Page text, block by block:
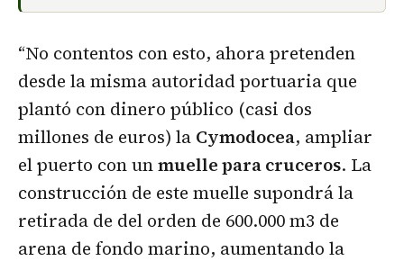
“No contentos con esto, ahora pretenden
desde la misma autoridad portuaria que
plantó con dinero público (casi dos
millones de euros) la Cymodocea, ampliar
el puerto con unmuelle para cruceros. La
construcción de este muelle supondrá la
retirada de del orden de 600.000 m3 de
arena de fondo marino, aumentando la